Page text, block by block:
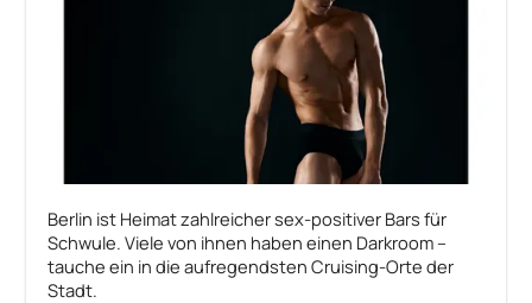
Berlin ist Heimat zahlreicher sex-positiver Bars für
Schwule. Viele von ihnen haben einen Darkroom –
tauche ein in die aufregendsten Cruising-Orte der
Stadt.